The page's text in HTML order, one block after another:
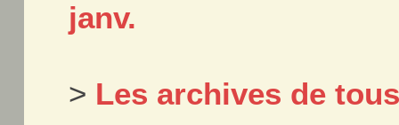
janv.
> Les archives de